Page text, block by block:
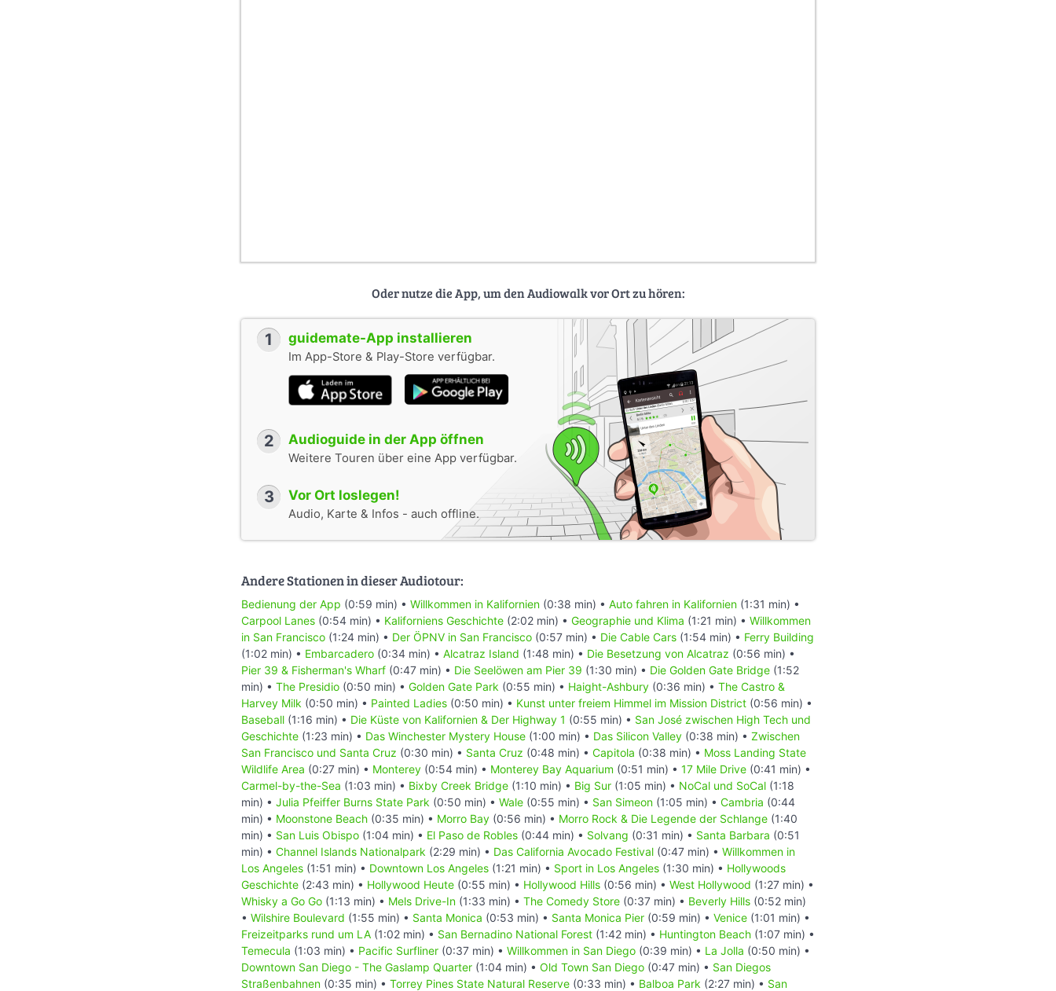
Oder nutze die App, um den Audiowalk vor Ort zu hören:
1 guidemate-App installieren
Im App-Store & Play-Store verfügbar.
2 Audioguide in der App öffnen
Weitere Touren über eine App verfügbar.
3 Vor Ort loslegen!
Audio, Karte & Infos - auch offline.
Andere Stationen in dieser Audiotour:
Bedienung der App (0:59 min) • Willkommen in Kalifornien (0:38 min) • Auto fahren in Kalifornien (1:31 min) •
Carpool Lanes (0:54 min) • Kaliforniens Geschichte (2:02 min) • Geographie und Klima (1:21 min) • Willkommen
in San Francisco (1:24 min) • Der ÖPNV in San Francisco (0:57 min) • Die Cable Cars (1:54 min) • Ferry Building
(1:02 min) • Embarcadero (0:34 min) • Alcatraz Island (1:48 min) • Die Besetzung von Alcatraz (0:56 min) •
Pier 39 & Fisherman's Wharf (0:47 min) • Die Seelöwen am Pier 39 (1:30 min) • Die Golden Gate Bridge (1:52
min) • The Presidio (0:50 min) • Golden Gate Park (0:55 min) • Haight-Ashbury (0:36 min) • The Castro &
Harvey Milk (0:50 min) • Painted Ladies (0:50 min) • Kunst unter freiem Himmel im Mission District (0:56 min) •
Baseball (1:16 min) • Die Küste von Kalifornien & Der Highway 1 (0:55 min) • San José zwischen High Tech und
Geschichte (1:23 min) • Das Winchester Mystery House (1:00 min) • Das Silicon Valley (0:38 min) • Zwischen
San Francisco und Santa Cruz (0:30 min) • Santa Cruz (0:48 min) • Capitola (0:38 min) • Moss Landing State
Wildlife Area (0:27 min) • Monterey (0:54 min) • Monterey Bay Aquarium (0:51 min) • 17 Mile Drive (0:41 min) •
Carmel-by-the-Sea (1:03 min) • Bixby Creek Bridge (1:10 min) • Big Sur (1:05 min) • NoCal und SoCal (1:18
min) • Julia Pfeiffer Burns State Park (0:50 min) • Wale (0:55 min) • San Simeon (1:05 min) • Cambria (0:44
min) • Moonstone Beach (0:35 min) • Morro Bay (0:56 min) • Morro Rock & Die Legende der Schlange (1:40
min) • San Luis Obispo (1:04 min) • El Paso de Robles (0:44 min) • Solvang (0:31 min) • Santa Barbara (0:51
min) • Channel Islands Nationalpark (2:29 min) • Das California Avocado Festival (0:47 min) • Willkommen in
Los Angeles (1:51 min) • Downtown Los Angeles (1:21 min) • Sport in Los Angeles (1:30 min) • Hollywoods
Geschichte (2:43 min) • Hollywood Heute (0:55 min) • Hollywood Hills (0:56 min) • West Hollywood (1:27 min) •
Whisky a Go Go (1:13 min) • Mels Drive-In (1:33 min) • The Comedy Store (0:37 min) • Beverly Hills (0:52 min)
• Wilshire Boulevard (1:55 min) • Santa Monica (0:53 min) • Santa Monica Pier (0:59 min) • Venice (1:01 min) •
Freizeitparks rund um LA (1:02 min) • San Bernadino National Forest (1:42 min) • Huntington Beach (1:07 min) •
Temecula (1:03 min) • Pacific Surfliner (0:37 min) • Willkommen in San Diego (0:39 min) • La Jolla (0:50 min) •
Downtown San Diego - The Gaslamp Quarter (1:04 min) • Old Town San Diego (0:47 min) • San Diegos
Straßenbahnen (0:35 min) • Torrey Pines State Natural Reserve (0:33 min) • Balboa Park (2:27 min) • San